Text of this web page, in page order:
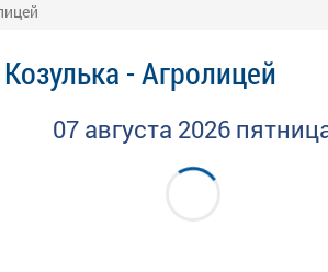
- Агролицей
07 августа 2026